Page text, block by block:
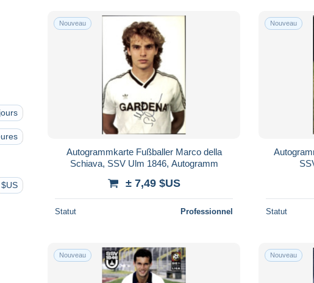
jours
$US
Nouveau
Autogrammkarte Fußballer Marco della
Schiava, SSV Ulm 1846, Autogramm
± 7,49 $US
Statut Professionnel
Nouveau
Statut
Nouveau Nouveau